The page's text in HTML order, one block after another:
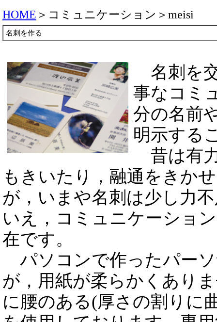
HOME ＞コミュニケーション＞meisi
名刺を作る
名刺を
事なコミ
分の名前
明示する
昔は有
もきいたり，融通をきか
が，いまや名刺は少し力
いえ，コミュニケーショ
在です。
パソコンで作ったパー
が，用紙が柔らかくあり
に腰のある(厚さの割りに